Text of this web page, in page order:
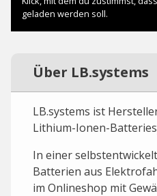
Über LB.systems
LB.systems ist
Lithium-Ionen-
In einer
Batterien aus
im Onlineshop mit